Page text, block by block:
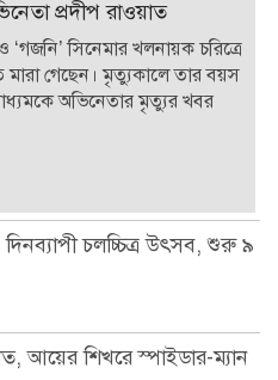
প্রদীপ রাওয়াত
‘গজনি’ সিনেমার খলনায়ক চরিত্রে
মারা গেছেন। মৃত্যুকালে তার বয়স
অভিনেতার মৃত্যুর খবর
চলচ্চিত্র উৎসব, শুরু ৯
আয়ের শিখরে স্পাইডার-ম্যান